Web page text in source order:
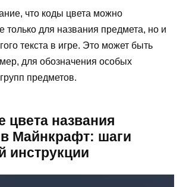
что коды цвета можно
только для названия предмета, но и
текста в игре. Это может быть
для обозначения особых
предметов.
цвета названия
Майнкрафт: шаги
инструкции